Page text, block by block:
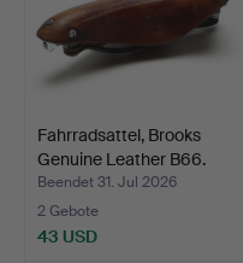
Fahrradsattel, Brooks
Genuine Leather B66.
Beendet 31. Jul 2026
2 Gebote
43 USD